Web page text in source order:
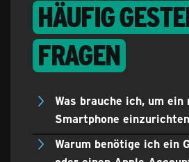
Häufig
Fragen
Was brauche ich, um ein
Smartphone
Warum benötige ich ein